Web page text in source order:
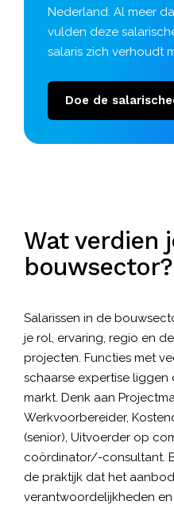
Nederland. Al meer
vulden deze
salaris zich verhoudt
Doe de
Wat verdien
bouwsector?
Salarissen in de
je rol, ervaring, regio en
projecten. Functies met
schaarse expertise
markt. Denk aan
Werkvoorbereider,
(senior), Uitvoerder op
coördinator/-consultant.
de praktijk dat het
verantwoordelijkheden